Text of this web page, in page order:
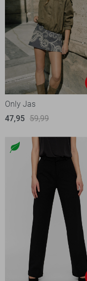
Only Jas
47,95 59,99